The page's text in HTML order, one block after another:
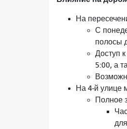
На
С
полосы
Доступ
5:00, а
На 4-й улице
Полное